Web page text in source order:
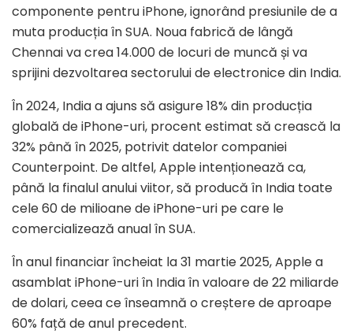
componente pentru iPhone, ignorând presiunile de a
muta producția în SUA. Noua fabrică de lângă
Chennai va crea 14.000 de locuri de muncă și va
sprijini dezvoltarea sectorului de electronice din India.
În 2024, India a ajuns să asigure 18% din producția
globală de iPhone-uri, procent estimat să crească la
32% până în 2025, potrivit datelor companiei
Counterpoint. De altfel, Apple intenționează ca,
până la finalul anului viitor, să producă în India toate
cele 60 de milioane de iPhone-uri pe care le
comercializează anual în SUA.
În anul financiar încheiat la 31 martie 2025, Apple a
asamblat iPhone-uri în India în valoare de 22 miliarde
de dolari, ceea ce înseamnă o creștere de aproape
60% față de anul precedent.